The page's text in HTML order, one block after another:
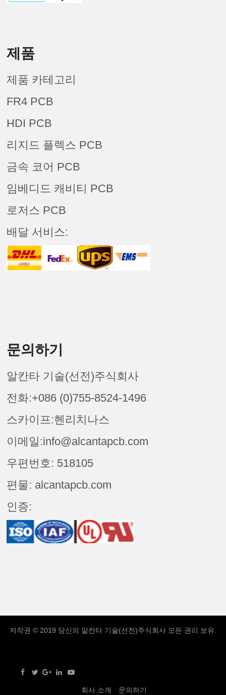
제품
제품 카테고리
FR4 PCB
HDI PCB
리지드 플렉스 PCB
금속 코어 PCB
임베디드 캐비티 PCB
로저스 PCB
배달 서비스:
문의하기
알칸타 기술(선전)주식회사
전화:+086 (0)755-8524-1496
스카이프:헨리치나스
이메일:info@alcantapcb.com
우편번호: 518105
편물: alcantapcb.com
인증:
저작권 © 2019 당신의 알칸타 기술(선전)주식회사모든 권리 보유.
회사 소개 문의하기